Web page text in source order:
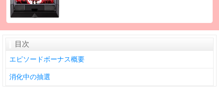
目次
エピソードボーナス概要
消化中の抽選